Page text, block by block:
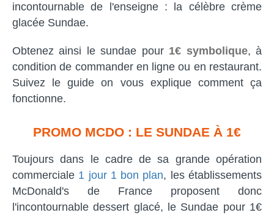
incontournable de l'enseigne : la célèbre crème
glacée Sundae.
Obtenez ainsi le sundae pour 1€ symbolique, à
condition de commander en ligne ou en restaurant.
Suivez le guide on vous explique comment ça
fonctionne.
PROMO MCDO : LE SUNDAE À 1€
Toujours dans le cadre de sa grande opération
commerciale 1 jour 1 bon plan, les établissements
McDonald's de France proposent donc
l'incontournable dessert glacé, le Sundae pour 1€